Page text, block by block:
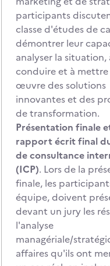
participants
classe d'études de
démontrer leur
analyser la situation,
conduire et à mettre
œuvre des solutions
innovantes et des
de transformation.
Présentation finale
rapport écrit final
de consultance
(ICP). Lors de la
finale, les
équipe, doivent
devant un jury les
l'analyse
managériale/
affaires qu'ils ont